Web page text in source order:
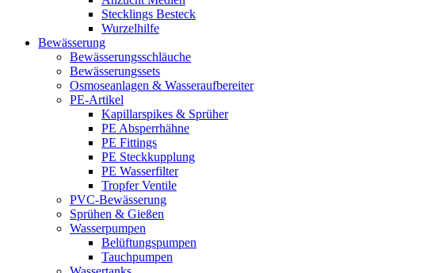
Stecklings Besteck
Wurzelhilfe
Bewässerung
Bewässerungsschläuche
Bewässerungssets
Osmoseanlagen & Wasseraufbereiter
PE-Artikel
Kapillarspikes & Sprüher
PE Absperrhähne
PE Fittings
PE Steckkupplung
PE Wasserfilter
Tropfer Ventile
PVC-Bewässerung
Sprühen & Gießen
Wasserpumpen
Belüftungspumpen
Tauchpumpen